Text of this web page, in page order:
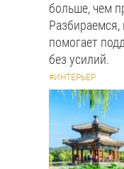
больше, чем
Разбираемся,
помогает
без усилий.
#ИНТЕРЬЕР